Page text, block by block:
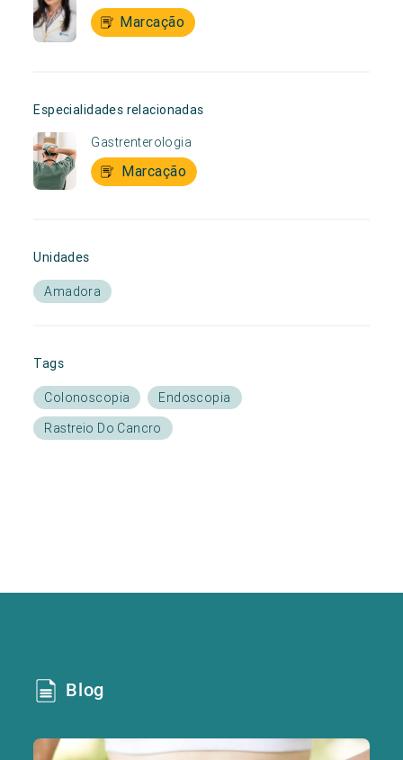
Marcação
Especialidades relacionadas
Gastrenterologia
Marcação
Unidades
Amadora
Tags
Colonoscopia
Endoscopia
Rastreio Do Cancro
Blog